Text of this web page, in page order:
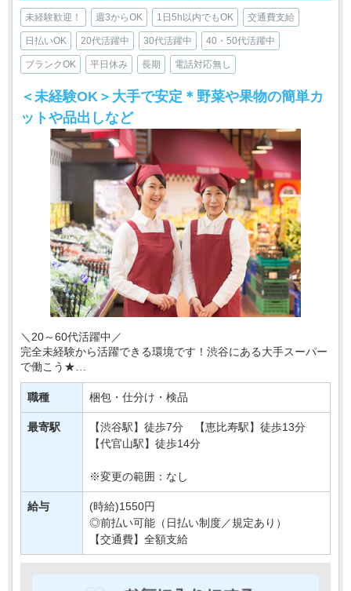
未経験歓迎！ 週3からOK 1日5h以内でもOK 交通費支給
日払いOK 20代活躍中 30代活躍中 40・50代活躍中
ブランクOK 平日休み 長期 電話対応無し
＜未経験OK＞大手で安定＊野菜や果物の簡単カ
ットや品出しなど
＼20～60代活躍中／
完全未経験から活躍できる環境です！渋谷にある大手スーパー
で働こう★
今回配属となるのは、野菜や果物などの農産物を扱う部署＊
あなたには、野菜・フルーツのカット、品出しなどの簡単
な・・・
職種 梱包・仕分け・検品
最寄駅
【渋谷駅】徒歩7分 【恵比寿駅】徒歩13分
【代官山駅】徒歩14分
※変更の範囲：なし
給与
(時給)1550円
◎前払い可能（日払い制度／規定あり）
【交通費】全額支給